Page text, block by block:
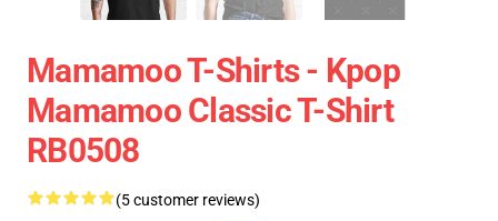
Mamamoo T-Shirts - Kpop
Mamamoo Classic T-Shirt
RB0508
(5 customer reviews)